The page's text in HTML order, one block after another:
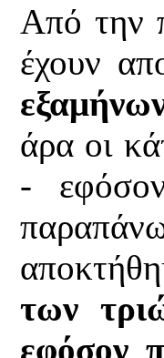
Από την
έχουν
άρα οι
-
των
εφόσον